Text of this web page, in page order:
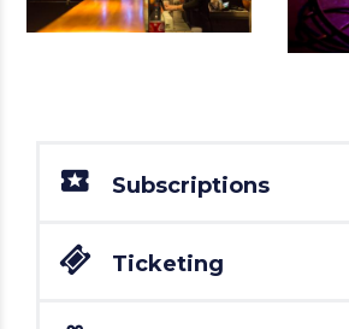
Subscriptions
Ticketing